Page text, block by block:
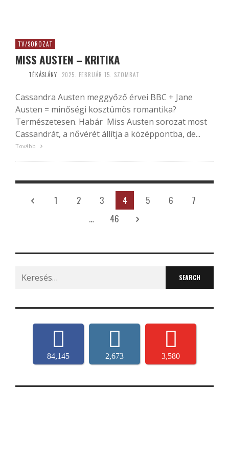
TV/SOROZAT
MISS AUSTEN – KRITIKA
TÉKÁSLÁNY 2025. FEBRUÁR 15. SZOMBAT
Cassandra Austen meggyőző érvei BBC + Jane
Austen = minőségi kosztümös romantika?
Természetesen. Habár Miss Austen sorozat most
Cassandrát, a nővérét állítja a középpontba, de...
Tovább
1 2 3 4 5 6
7
…
46
Search
for:
84,145 2,673 3,580